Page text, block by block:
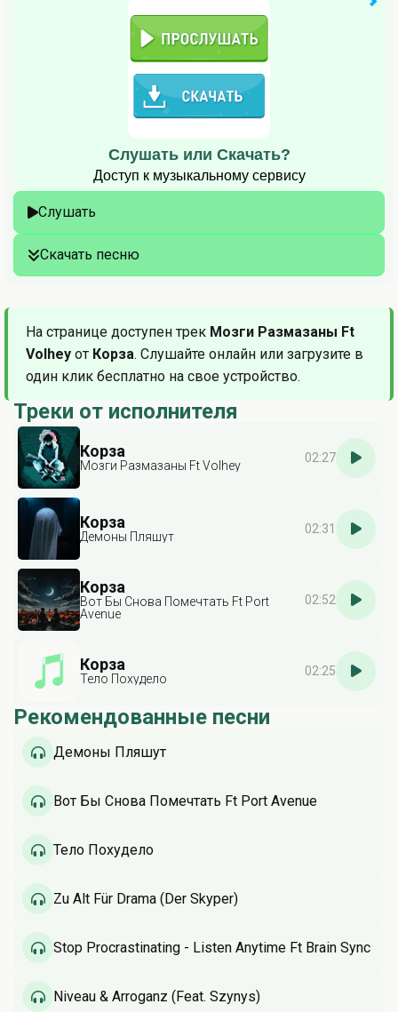
Слушать или Скачать?
Доступ к музыкальному сервису
Слушать
Скачать песню
На странице доступен трек Мозги Размазаны Ft
Volhey от Корза. Слушайте онлайн или загрузите в
один клик бесплатно на свое устройство.
Треки от исполнителя
Корза
Мозги Размазаны Ft Volhey
02:27
Корза
Демоны Пляшут
02:31
Корза
Вот Бы Снова Помечтать Ft Port
Avenue
02:52
Корза
Тело Похудело
02:25
Рекомендованные песни
Демоны Пляшут
Вот Бы Снова Помечтать Ft Port Avenue
Тело Похудело
Zu Alt Für Drama (Der Skyper)
Stop Procrastinating - Listen Anytime Ft Brain Sync
Niveau & Arroganz (Feat. Szynys)